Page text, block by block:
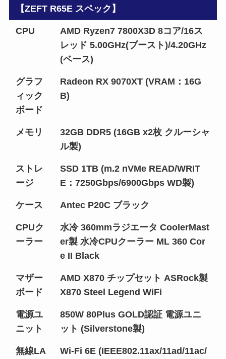
【ZEFT R65E スペック】
CPU
AMD Ryzen7 7800X3D 8コア/16ス
レッド 5.00GHz(ブースト)/4.20GHz
(ベース)
グラフ
ィック
ボード
Radeon RX 9070XT (VRAM：16G
B)
メモリ
32GB DDR5 (16GB x2枚 クルーシャ
ル製)
ストレ
ージ
SSD 1TB (m.2 nVMe READ/WRIT
E：7250Gbps/6900Gbps WD製)
ケース Antec P20C ブラック
CPUク
ーラー
水冷 360mmラジエータ CoolerMast
er製 水冷CPUクーラー ML 360 Cor
e II Black
マザー
ボード
AMD X870 チップセット ASRock製
X870 Steel Legend WiFi
電源ユ
ニット
850W 80Plus GOLD認証 電源ユニ
ット (Silverstone製)
無線LA
Wi-Fi 6E (IEEE802.11ax/11ad/11ac/